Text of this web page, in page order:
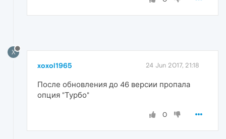
X
xoxol1965 24 Jun 2017, 21:18
После обновления до 46 версии пропала
опция "Турбо"
0